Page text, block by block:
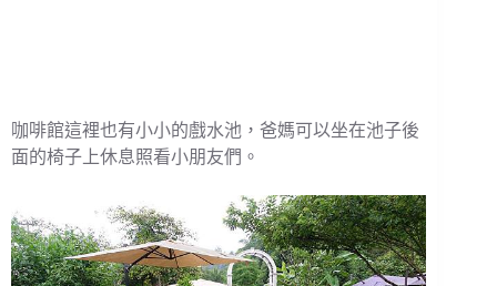
咖啡館這裡也有小小的戲水池，爸媽可以坐在池子後
面的椅子上休息照看小朋友們。